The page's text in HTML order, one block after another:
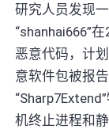
研究人员发现
“shanhai666”
恶意代码，计
意软件包被报
机终止进程和